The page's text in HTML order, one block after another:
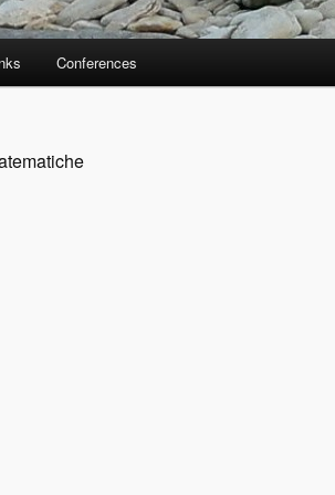
Conferences